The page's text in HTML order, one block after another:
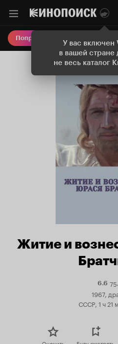
У вас включен
в вашей стране
не весь каталог
Попробовать Плюс
Житие и
6.6
6.6
1967,
СССР, 1 ч 21